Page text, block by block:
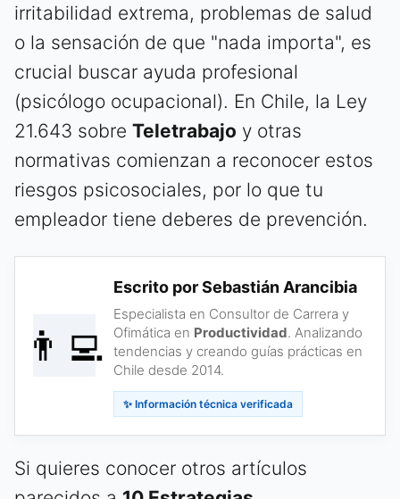
irritabilidad extrema, problemas de salud
o la sensación de que "nada importa", es
crucial buscar ayuda profesional
(psicólogo ocupacional). En Chile, la Ley
21.643 sobre Teletrabajo y otras
normativas comienzan a reconocer estos
riesgos psicosociales, por lo que tu
empleador tiene deberes de prevención.
👨‍💻
Escrito por Sebastián Arancibia
Especialista en Consultor de Carrera y
Ofimática en Productividad. Analizando
tendencias y creando guías prácticas en
Chile desde 2014.
✨ Información técnica verificada
Si quieres conocer otros artículos